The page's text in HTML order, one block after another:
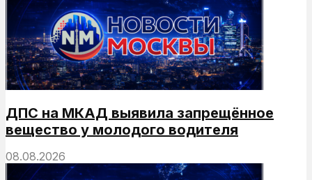
ДПС на МКАД выявила запрещённое
вещество у молодого водителя
08.08.2026